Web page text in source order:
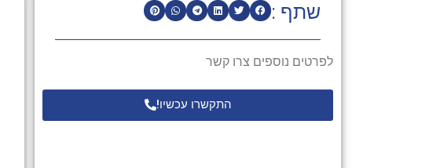
שתף :
לפרטים נוספים צרו קשר
התקשרו עכשיו!